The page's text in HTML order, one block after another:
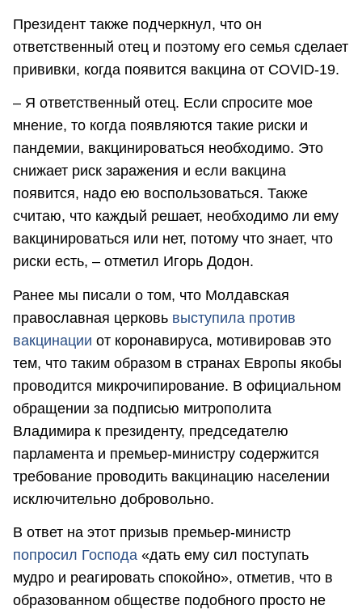
Президент также подчеркнул, что он
ответственный отец и поэтому его семья сделает
прививки, когда появится вакцина от COVID-19.
– Я ответственный отец. Если спросите мое
мнение, то когда появляются такие риски и
пандемии, вакцинироваться необходимо. Это
снижает риск заражения и если вакцина
появится, надо ею воспользоваться. Также
считаю, что каждый решает, необходимо ли ему
вакцинироваться или нет, потому что знает, что
риски есть, – отметил Игорь Додон.
Ранее мы писали о том, что Молдавская
православная церковь выступила против
вакцинации от коронавируса, мотивировав это
тем, что таким образом в странах Европы якобы
проводится микрочипирование. В официальном
обращении за подписью митрополита
Владимира к президенту, председателю
парламента и премьер-министру содержится
требование проводить вакцинацию населении
исключительно добровольно.
В ответ на этот призыв премьер-министр
попросил Господа «дать ему сил поступать
мудро и реагировать спокойно», отметив, что в
образованном обществе подобного просто не